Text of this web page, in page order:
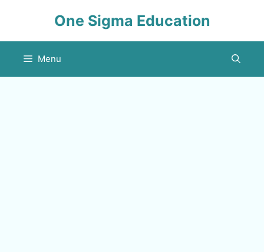
One Sigma Education
Menu